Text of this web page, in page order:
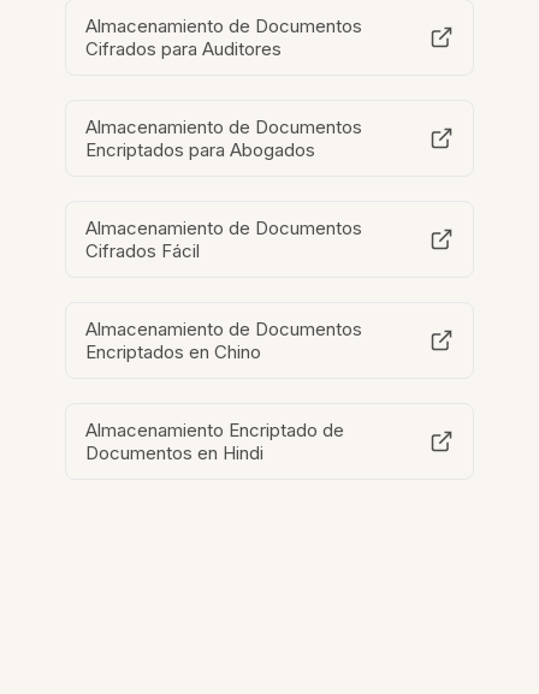
Almacenamiento de Documentos
Cifrados para Auditores
Almacenamiento de Documentos
Encriptados para Abogados
Almacenamiento de Documentos
Cifrados Fácil
Almacenamiento de Documentos
Encriptados en Chino
Almacenamiento Encriptado de
Documentos en Hindi